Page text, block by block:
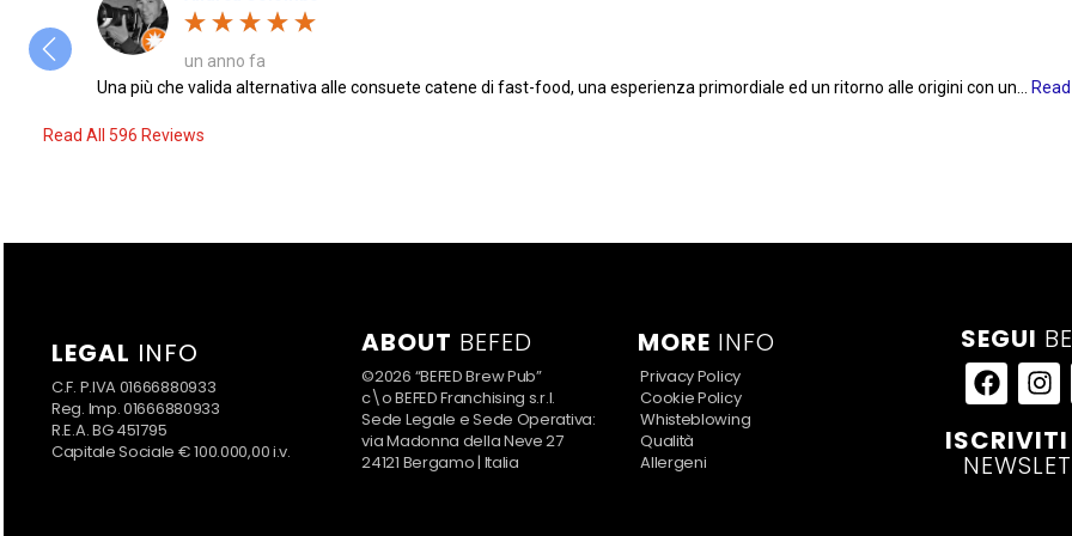
un anno fa
Una più che valida alternativa alle consuete catene di fast-food, una esperienza primordiale ed un ritorno alle origini con un...
Read All 596 Reviews
LEGAL INFO
C.F. P.IVA 01666880933
Reg. Imp. 01666880933
R.E.A. BG 451795
Capitale Sociale € 100.000,00 i.v.
ABOUT BEFED
©2026 “BEFED Brew Pub”
c\o BEFED Franchising s.r.l.
Sede Legale e Sede Operativa:
via Madonna della Neve 27
24121 Bergamo | Italia
MORE INFO
Privacy Policy
Cookie Policy
Whisteblowing
Qualità
Allergeni
SEGUI
ISCRIVITI